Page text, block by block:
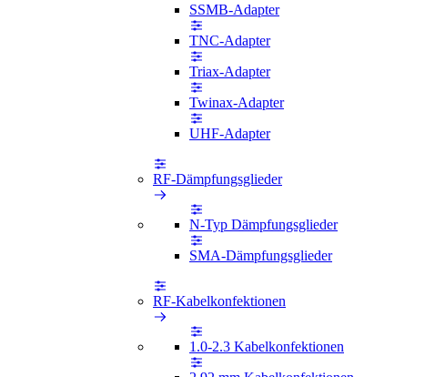
SSMB-Adapter
TNC-Adapter
Triax-Adapter
Twinax-Adapter
UHF-Adapter
RF-Dämpfungsglieder
N-Typ Dämpfungsglieder
SMA-Dämpfungsglieder
RF-Kabelkonfektionen
1.0-2.3 Kabelkonfektionen